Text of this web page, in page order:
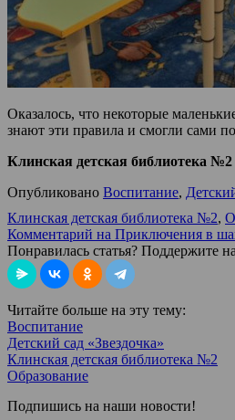
Оказалось, что некоторые
знают эти правила и смогли сами
Клинская детская библиотека №2
Опубликовано Воспитание,
Клинская детская библиотека №2,
Комментарий на Приключения в
Понравилась статья? Поддержите
Читайте больше на эту тему:
Воспитание
Детский сад «Звездочка»
Клинская детская библиотека №2
Образование
Подпишись на наши новости!